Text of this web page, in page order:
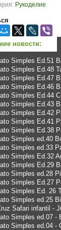
Рукоделие
новости:
Simples Ed.51
Simples Ed.48
Simples Ed.47
Simples Ed.46
Simples Ed.44
Simples Ed.43
Simples Ed.42
Simples Ed.41
Simples Ed.38
Simples ed.40
Simples ed.33
Simples Ed.32
Simples Ed.29
Simples ed.28
Simples Ed.27
Simples Ed. 26
Simples ed.25
Safari infantil -
Simples ed.07 -
Simples ed.04 -